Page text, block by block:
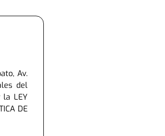
Av.
del
LEY
DE